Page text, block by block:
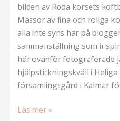
bilden av Röda korsets
Massor av fina och roliga
alla inte syns här på
sammanställning som
här ovanför fotograferade
hjälpstickningskväll i
församlingsgård i Kalmar
Mycket
Läs mer »